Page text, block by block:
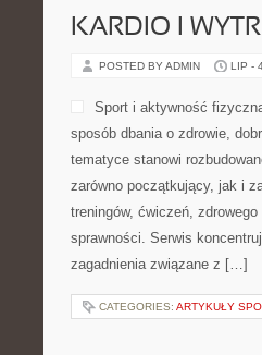
KARDIO I
POSTED BY ADMIN LIP -
Sport i aktywność
sposób dbania o zdrowie,
tematyce stanowi
zarówno początkujący, jak i
treningów, ćwiczeń,
sprawności. Serwis
zagadnienia związane z […]
CATEGORIES: ARTYKUŁY